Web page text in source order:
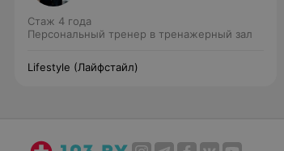
Стаж 4 года
Персональный тренер в тренажерный зал
Lifestyle (Лайфстайл)